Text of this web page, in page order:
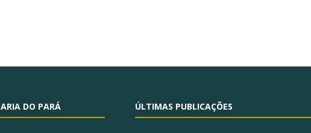
DO PARÁ ÚLTIMAS PUBLICAÇÕES